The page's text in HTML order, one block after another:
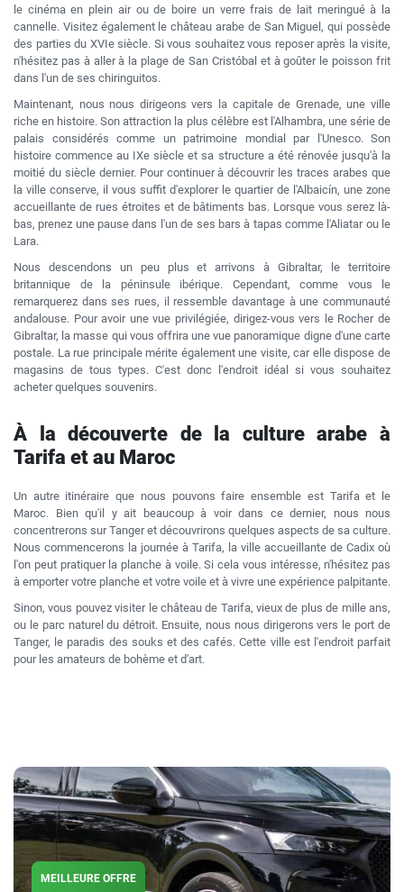
le cinéma en plein air ou de boire un verre frais de lait meringué à la
cannelle. Visitez également le château arabe de San Miguel, qui possède
des parties du XVIe siècle. Si vous souhaitez vous reposer après la visite,
n'hésitez pas à aller à la plage de San Cristóbal et à goûter le poisson frit
dans l'un de ses chiringuitos.
Maintenant, nous nous dirigeons vers la capitale de Grenade, une ville
riche en histoire. Son attraction la plus célèbre est l'Alhambra, une série de
palais considérés comme un patrimoine mondial par l'Unesco. Son
histoire commence au IXe siècle et sa structure a été rénovée jusqu'à la
moitié du siècle dernier. Pour continuer à découvrir les traces arabes que
la ville conserve, il vous suffit d'explorer le quartier de l'Albaicín, une zone
accueillante de rues étroites et de bâtiments bas. Lorsque vous serez là-
bas, prenez une pause dans l'un de ses bars à tapas comme l'Aliatar ou le
Lara.
Nous descendons un peu plus et arrivons à Gibraltar, le territoire
britannique de la péninsule ibérique. Cependant, comme vous le
remarquerez dans ses rues, il ressemble davantage à une communauté
andalouse. Pour avoir une vue privilégiée, dirigez-vous vers le Rocher de
Gibraltar, la masse qui vous offrira une vue panoramique digne d'une carte
postale. La rue principale mérite également une visite, car elle dispose de
magasins de tous types. C'est donc l'endroit idéal si vous souhaitez
acheter quelques souvenirs.
À la découverte de la culture arabe à
Tarifa et au Maroc
Un autre itinéraire que nous pouvons faire ensemble est Tarifa et le
Maroc. Bien qu'il y ait beaucoup à voir dans ce dernier, nous nous
concentrerons sur Tanger et découvrirons quelques aspects de sa culture.
Nous commencerons la journée à Tarifa, la ville accueillante de Cadix où
l'on peut pratiquer la planche à voile. Si cela vous intéresse, n'hésitez pas
à emporter votre planche et votre voile et à vivre une expérience palpitante.
Sinon, vous pouvez visiter le château de Tarifa, vieux de plus de mille ans,
ou le parc naturel du détroit. Ensuite, nous nous dirigerons vers le port de
Tanger, le paradis des souks et des cafés. Cette ville est l'endroit parfait
pour les amateurs de bohème et d'art.
MEILLEURE OFFRE